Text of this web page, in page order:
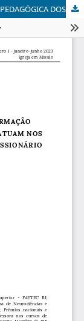
O VALOR DA NEUROCIÊNCIA NA FORMAÇÃO PEDAGÓGICA DOS EDUCADORES QUE ATUAM NOS PROCESSOS INCLUSIVO NO CAMPO MISSIONÁRIO